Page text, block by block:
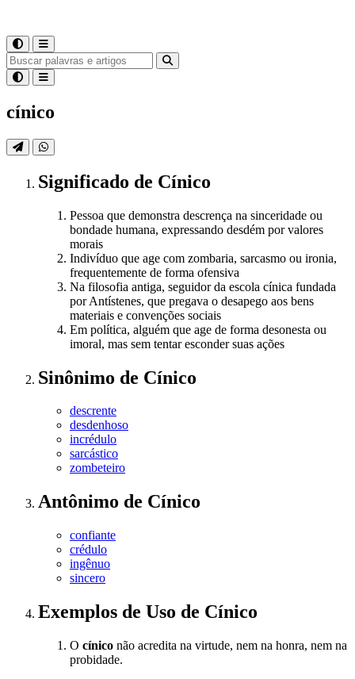
cínico
Significado de Cínico
Pessoa que demonstra descrença na sinceridade ou
bondade humana, expressando desdém por valores
morais
Indivíduo que age com zombaria, sarcasmo ou ironia,
frequentemente de forma ofensiva
Na filosofia antiga, seguidor da escola cínica fundada
por Antístenes, que pregava o desapego aos bens
materiais e convenções sociais
Em política, alguém que age de forma desonesta ou
imoral, mas sem tentar esconder suas ações
Sinônimo de Cínico
descrente
desdenhoso
incrédulo
sarcástico
zombeteiro
Antônimo de Cínico
confiante
crédulo
ingênuo
sincero
Exemplos de Uso de Cínico
O cínico não acredita na virtude, nem na honra, nem na
probidade.